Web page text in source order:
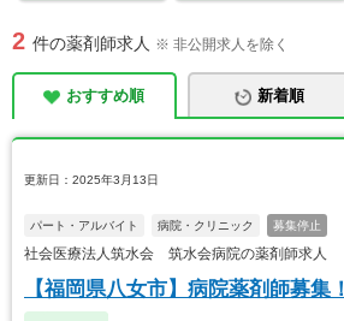
2 件の薬剤師求人 ※ 非公開求人を除く
おすすめ順 新着順
更新日：2025年3月13日
パート・アルバイト 病院・クリニック 募集停止
社会医療法人筑水会 筑水会病院の薬剤師求人
【福岡県八女市】病院薬剤師募集！